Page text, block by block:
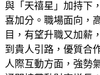
與「天禧星」加持下
喜加分。職場面向，
目，有望升職又加薪
到貴人引路，優質合
人際互動方面，強勢